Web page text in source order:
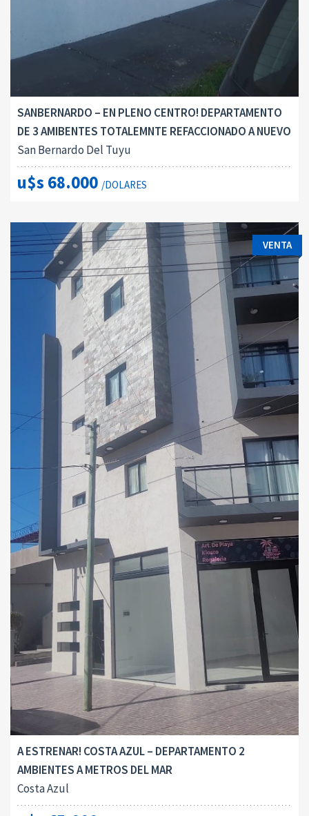
SANBERNARDO – EN PLENO CENTRO! DEPARTAMENTO
DE 3 AMIBENTES TOTALEMNTE REFACCIONADO A NUEVO
San Bernardo Del Tuyu
u$s 68.000 /DOLARES
VENTA
A ESTRENAR! COSTA AZUL – DEPARTAMENTO 2
AMBIENTES A METROS DEL MAR
Costa Azul